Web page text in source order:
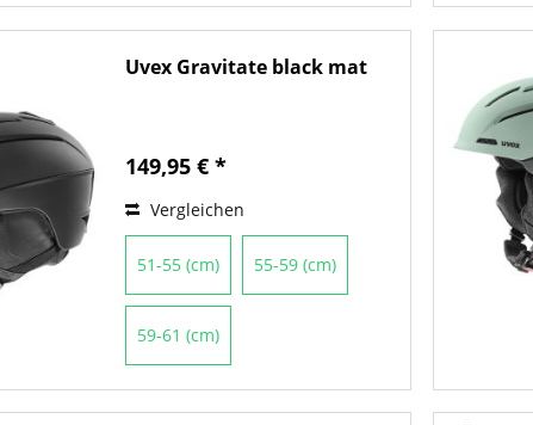
Uvex Gravitate black mat
149,95 € *
Vergleichen
51-55 (cm) 55-59 (cm)
59-61 (cm)